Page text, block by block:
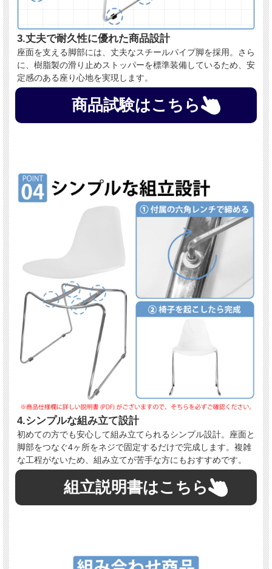
3.丈夫で耐久性に優れた商品設計
座面を支える脚部には、丈夫なスチールパイプ脚を採用。さら
に、樹脂製の滑り止めストッパーを標準装備しているため、安
定感のある座り心地を実現します。
商品試験はこちら
4.シンプルな組み立て設計
初めての方でも安心して組み立てられるシンプル設計。座面と
脚部をつなぐ4ヶ所をネジで固定するだけで完成します。複雑
な工程がないため、組み立てが苦手な方にもおすすめです。
組立説明書はこちら